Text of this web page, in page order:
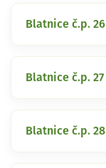
Blatnice č.p. 26
Blatnice č.p. 27
Blatnice č.p. 28